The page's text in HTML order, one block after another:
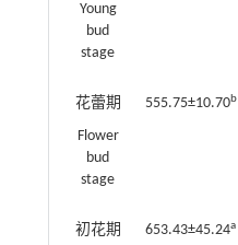
Young
bud
stage
花蕾期
Flower
bud
stage
555.75±10.70b
初花期
653.43±45.24a